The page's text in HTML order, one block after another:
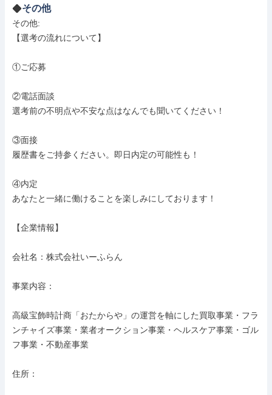
その他
その他:
【選考の流れについて】
①ご応募
②電話面談
選考前の不明点や不安な点はなんでも聞いてください！
③面接
履歴書をご持参ください。即日内定の可能性も！
④内定
あなたと一緒に働けることを楽しみにしております！
【企業情報】
会社名：株式会社いーふらん
事業内容：
高級宝飾時計商「おたからや」の運営を軸にした買取事業・フラ
ンチャイズ事業・業者オークション事業・ヘルスケア事業・ゴル
フ事業・不動産事業
住所：